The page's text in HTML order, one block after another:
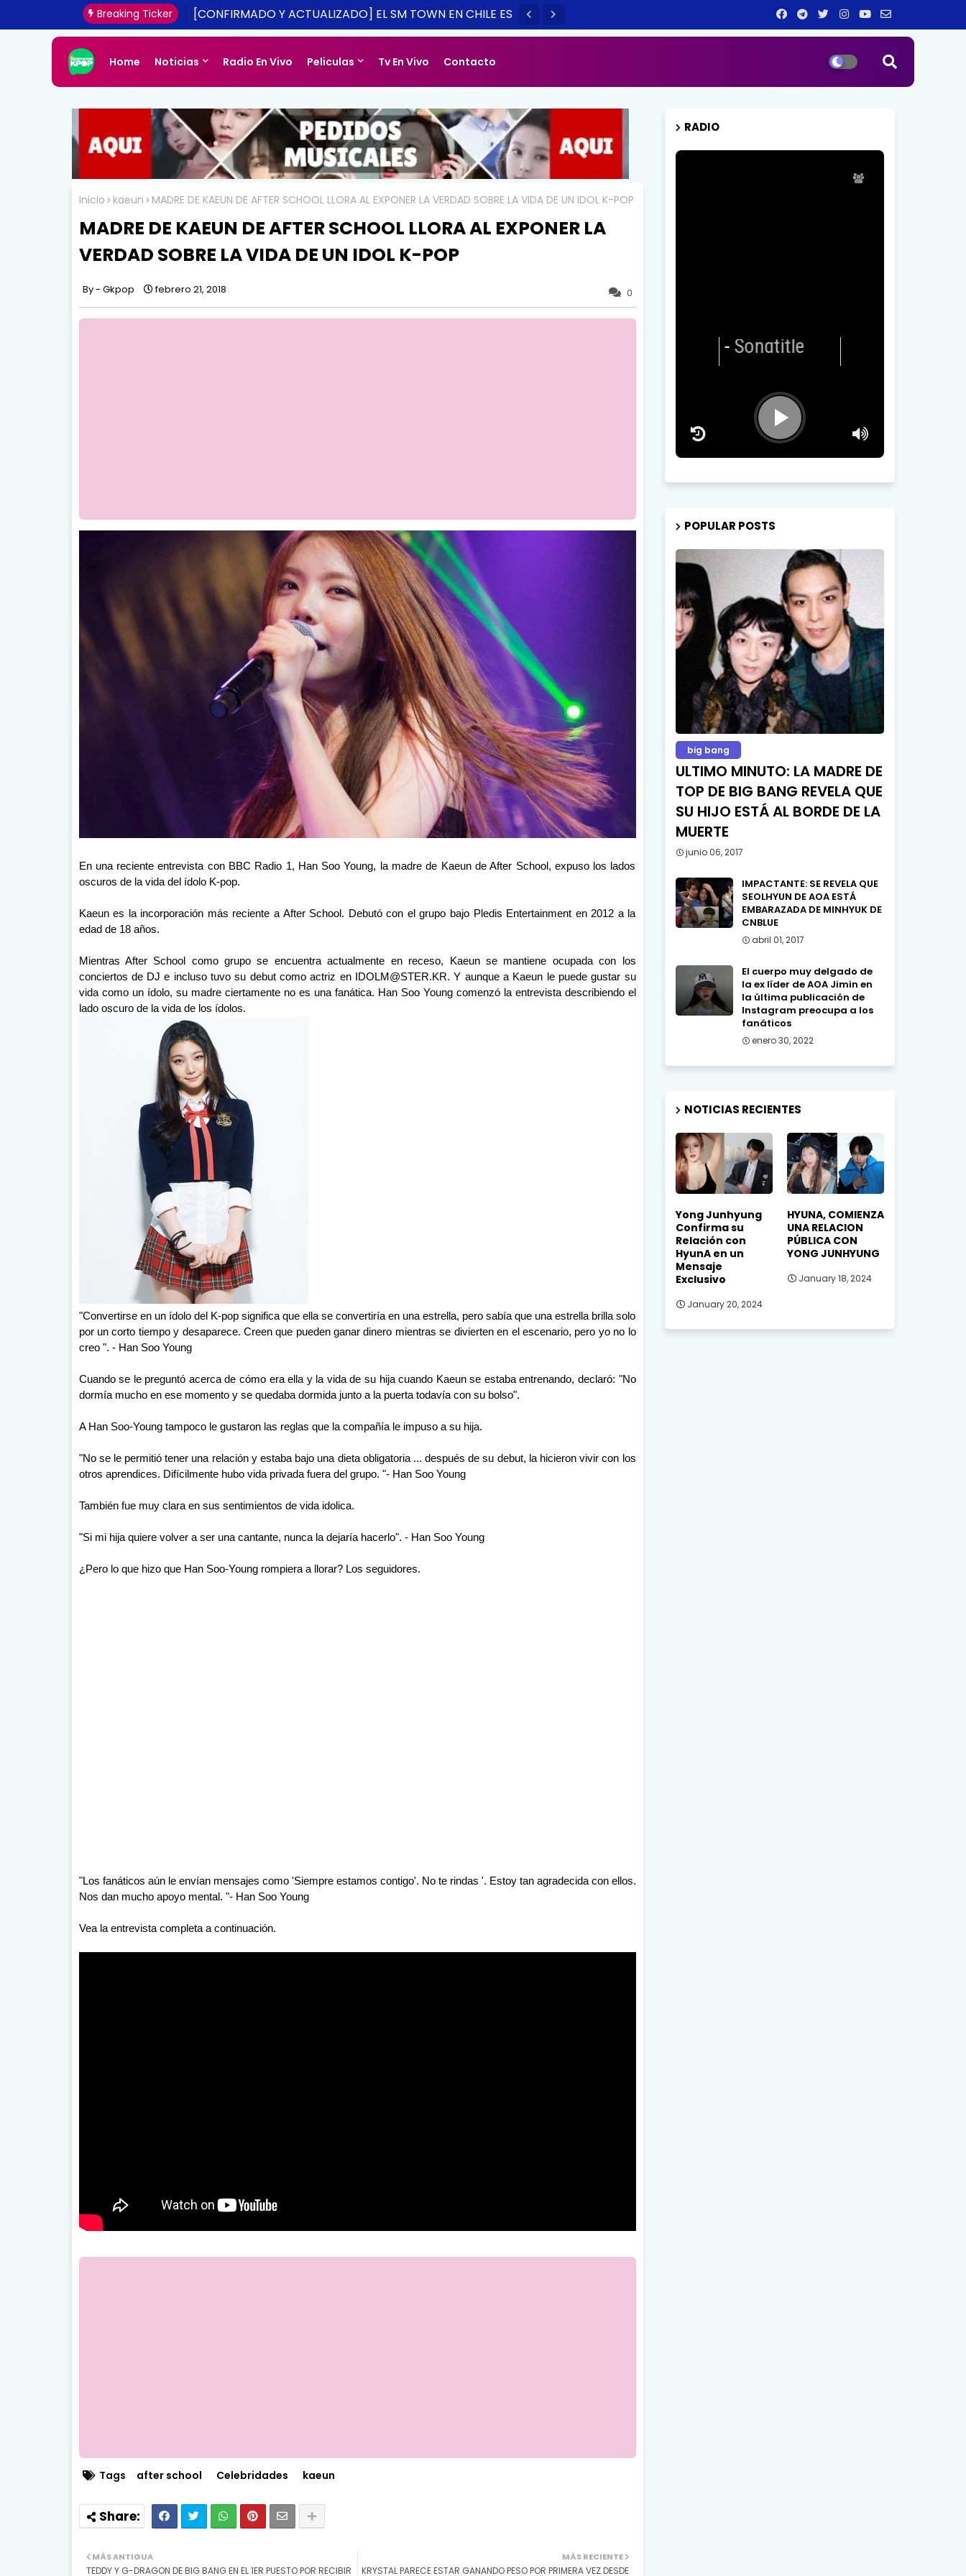
Breaking Ticker
[CONFIRMADO Y ACTUALIZADO] EL SM TOWN EN CHILE ES
UNA REALIDAD ESTE 2014
Home Noticias Radio En Vivo Peliculas Tv En Vivo Contacto
Inicio kaeun MADRE DE KAEUN DE AFTER SCHOOL LLORA AL EXPONER LA VERDAD SOBRE LA VIDA DE UN IDOL K-POP
MADRE DE KAEUN DE AFTER SCHOOL LLORA AL EXPONER LA
VERDAD SOBRE LA VIDA DE UN IDOL K-POP
0
Gkpop febrero 21, 2018
En una reciente entrevista con BBC Radio 1, Han Soo Young, la madre de Kaeun de After School, expuso los lados
oscuros de la vida del ídolo K-pop.
Kaeun es la incorporación más reciente a After School. Debutó con el grupo bajo Pledis Entertainment en 2012 a la
edad de 18 años.
Mientras After School como grupo se encuentra actualmente en receso, Kaeun se mantiene ocupada con los
conciertos de DJ e incluso tuvo su debut como actriz en IDOLM@STER.KR.Y aunque a Kaeun le puede gustar su
vida como un ídolo, su madre ciertamente no es una fanática. Han Soo Young comenzó la entrevista describiendo el
lado oscuro de la vida de los ídolos.
"Convertirse en un ídolo del K-pop significa que ella se convertiría en una estrella, pero sabía que una estrella brilla solo
por un corto tiempo y desaparece. Creen que pueden ganar dinero mientras se divierten en el escenario, pero yo no lo
creo ". - Han Soo Young
Cuando se le preguntó acerca de cómo era ella y la vida de su hija cuando Kaeun se estaba entrenando, declaró: "No
dormía mucho en ese momento y se quedaba dormida junto a la puerta todavía con su bolso".
A Han Soo-Young tampoco le gustaron las reglas que la compañía le impuso a su hija.
"No se le permitió tener una relación y estaba bajo una dieta obligatoria ... después de su debut, la hicieron vivir con los
otros aprendices. Difícilmente hubo vida privada fuera del grupo. "- Han Soo Young
También fue muy clara en sus sentimientos de vida idolica.
"Si mi hija quiere volver a ser una cantante, nunca la dejaría hacerlo". - Han Soo Young
¿Pero lo que hizo que Han Soo-Young rompiera a llorar? Los seguidores.
"Los fanáticos aún le envían mensajes como 'Siempre estamos contigo'. No te rindas '. Estoy tan agradecida con ellos.
Nos dan mucho apoyo mental. "- Han Soo Young
Vea la entrevista completa a continuación.
Tags after school Celebridades kaeun
MÁS RECIENTE
KRYSTAL PARECE ESTAR GANANDO PESO POR PRIMERA VEZ DESDE
MÁS ANTIGUA
TEDDY Y G-DRAGON DE BIG BANG EN EL 1ER PUESTO POR RECIBIR
RADIO
Songtitle
POPULAR POSTS
big bang
ULTIMO MINUTO: LA MADRE DE
TOP DE BIG BANG REVELA QUE
SU HIJO ESTÁ AL BORDE DE LA
MUERTE
junio 06, 2017
IMPACTANTE: SE REVELA QUE
SEOLHYUN DE AOA ESTÁ
EMBARAZADA DE MINHYUK DE
CNBLUE
abril 01, 2017
El cuerpo muy delgado de
la ex líder de AOA Jimin en
la última publicación de
Instagram preocupa a los
fanáticos
enero 30, 2022
NOTICIAS RECIENTES
Yong Junhyung
Confirma su
Relación con
HyunA en un
Mensaje
Exclusivo
January 20, 2024
HYUNA, COMIENZA
UNA RELACION
PÚBLICA CON
YONG JUNHYUNG
January 18, 2024